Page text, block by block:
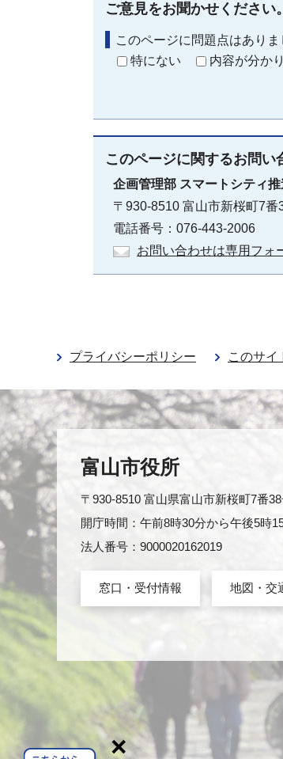
ご意見をお聞かせください。
このページに問題点はありま
特にない
内容が分か
このページに関するお問い
企画管理部 スマートシティ
〒930-8510 富山市新桜町7番
電話番号：076-443-2006
お問い合わせは専用フォ
プライバシーポリシー このサイ
富山市役所
〒930-8510 富山県富山市新桜町7番
開庁時間：午前8時30分から午後5時
法人番号：9000020162019
窓口・受付情報 地図・交
×